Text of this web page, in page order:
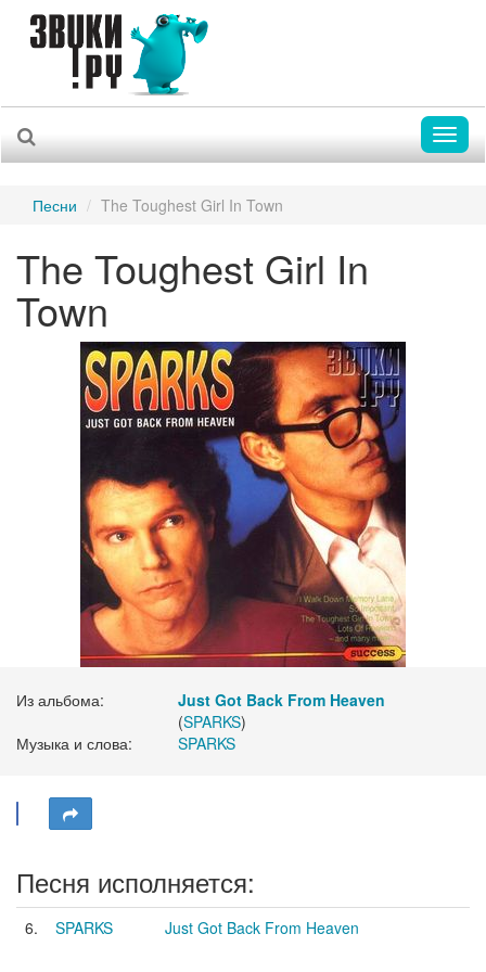
Песни The Toughest Girl In Town
The Toughest Girl In
Town
Из альбома:
Just Got Back From Heaven
(SPARKS)
Музыка и слова:
SPARKS
Песня исполняется:
6. SPARKS Just Got Back From Heaven